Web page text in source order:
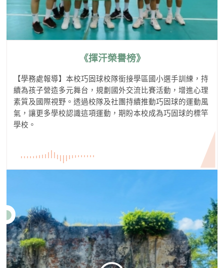
《揮汗榮譽榜》
【學務處報導】本校巧固球校隊銜接學區國小選手訓練，持
續為孩子營造多元舞台，規劃國外交流比賽活動，增進心理
素質及國際視野。透過校隊及社團持續推動巧固球的運動風
氣，讓更多學校認識這項運動，期盼本校成為巧固球的標竿
學校。